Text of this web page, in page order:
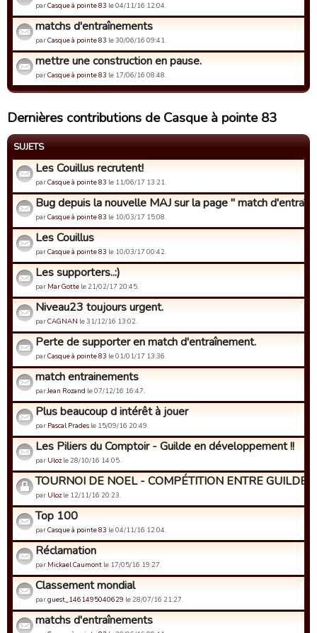
parCasque à pointe 83 le 04/11/16 12:04.
matchs d'entraînements
parCasque à pointe 83 le 30/06/16 09:41.
mettre une construction en pause.
parCasque à pointe 83 le 17/06/16 08:48.
Dernières contributions de Casque à pointe 83
SUJETS
Les Couillus recrutent!
parCasque à pointe 83 le 11/06/17 13:21.
Bug depuis la nouvelle MAJ sur la page " match
parCasque à pointe 83 le 10/03/17 15:08.
Les Couillus
parCasque à pointe 83 le 10/03/17 00:42.
Les supporters..:)
par Mar Gotte le 21/02/17 20:45.
Niveau23 toujours urgent.
parCAGNAN le 31/12/16 13:02.
Perte de supporter en match d'entraînement.
parCasque à pointe 83 le 01/01/17 13:36.
match entrainements
parJean Rozand le 07/12/16 16:47.
Plus beaucoup d intérêt à jouer
par Pascal Prades le 15/09/16 20:49.
Les Piliers du Comptoir - Guilde en développement !!
par Ulozle 28/10/16 14:05.
TOURNOI DE NOEL - COMPÉTITION ENTRE GUILDES
par Ulozle 12/11/16 20:23.
Top 100
parCasque à pointe 83 le 04/11/16 12:04.
Réclamation
par Mickael Caumont le 17/05/16 19:27.
Classement mondial
parguest_1461495040629 le 28/07/16 21:27.
matchs d'entraînements